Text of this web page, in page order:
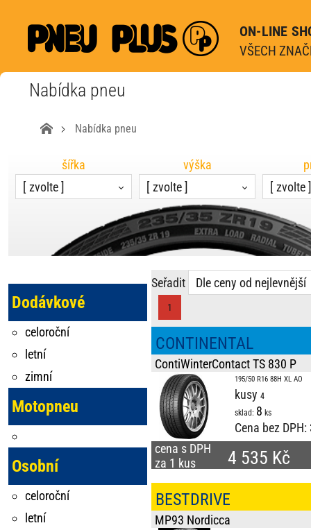
ON-LINE
VŠECH
Nabídka pneu
Nabídka pneu
šířka
[ zvolte ]
výška
[ zvolte ]
[ zvolte
Seřadit Dle ceny od nejlevnější
1
CONTINENTAL
ContiWinterContact TS 830 P
195/50 R16 88H XL AO
kusy
sklad: 8 ks
Cena bez DPH:
cena s DPH
za 1 kus
4 535 Kč
BESTDRIVE
MP93 Nordicca
Dodávkové
celoroční
letní
zimní
Motopneu
Osobní
celoroční
letní